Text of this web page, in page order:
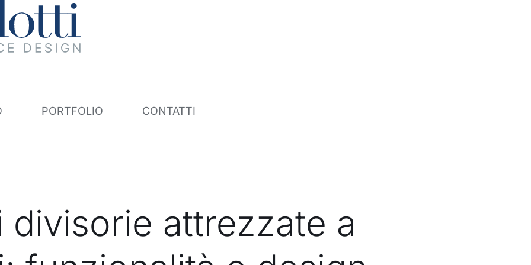
PORTFOLIO CONTATTI
divisorie attrezzate a